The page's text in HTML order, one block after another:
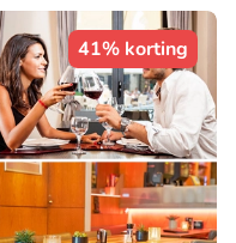
41% korting